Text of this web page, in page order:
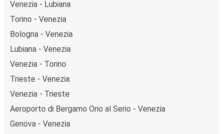
Venezia - Lubiana
Torino - Venezia
Bologna - Venezia
Lubiana - Venezia
Venezia - Torino
Trieste - Venezia
Venezia - Trieste
Aeroporto di Bergamo Orio al Serio - Venezia
Genova - Venezia